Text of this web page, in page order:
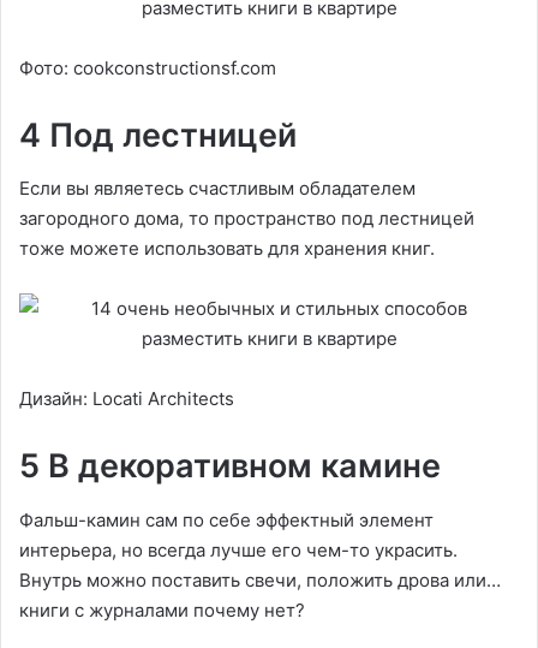
Фото: cookconstructionsf.com
4 Под лестницей
Если вы являетесь счастливым обладателем
загородного дома, то пространство под лестницей
тоже можете использовать для хранения книг.
Дизайн: Locati Architects
5 В декоративном камине
Фальш-камин сам по себе эффектный элемент
интерьера, но всегда лучше его чем-то украсить.
Внутрь можно поставить свечи, положить дрова или…
книги с журналами почему нет?